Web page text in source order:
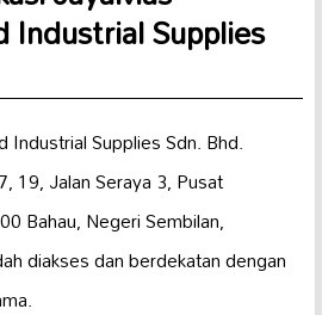
Industrial Supplies
Supplies Sdn. Bhd.
19, Jalan Seraya 3, Pusat
Bahau, Negeri Sembilan,
diakses dan berdekatan dengan